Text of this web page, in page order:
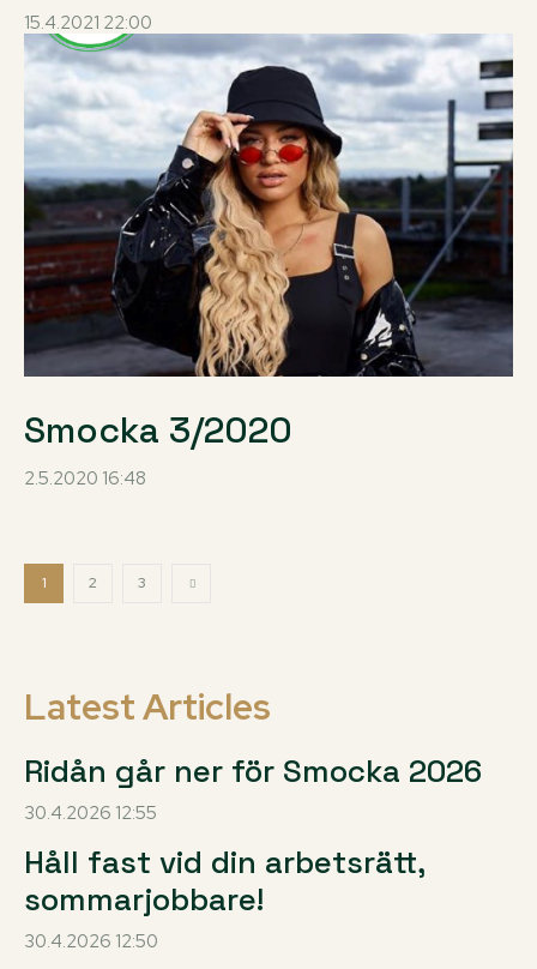
15.4.2021 22:00
Smocka 3/2020
2.5.2020 16:48
1 2 3
Latest Articles
Ridån går ner för Smocka 2026
30.4.2026 12:55
Håll fast vid din arbetsrätt,
sommarjobbare!
30.4.2026 12:50